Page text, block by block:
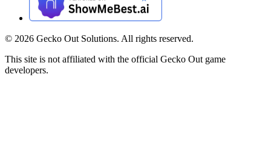
© 2026 Gecko Out Solutions. All rights reserved.
This site is not affiliated with the official Gecko Out game
developers.